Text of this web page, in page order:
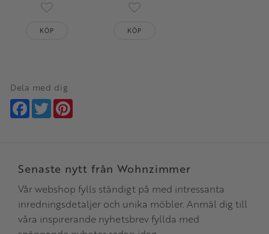
Lägg till i favoriter
KÖP
Lägg till i favoriter
KÖP
Dela med dig
Facebook
Twitter
Senaste nytt från Wohnzimmer
Vår webshop fylls ständigt på med intressanta
inredningsdetaljer och unika möbler. Anmäl dig till
våra inspirerande nyhetsbrev fyllda med